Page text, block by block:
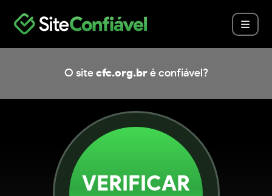
O site cfc.org.bré confiável?
VERIFICAR